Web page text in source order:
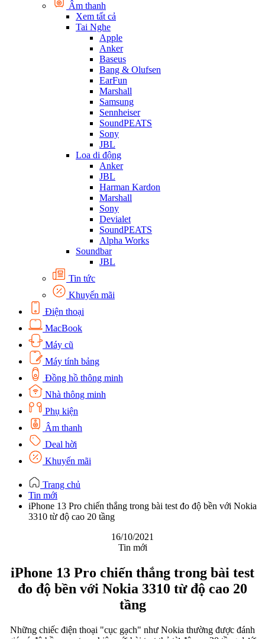
Âm thanh
Xem tất cả
Tai Nghe
Apple
Anker
Baseus
Bang & Olufsen
EarFun
Marshall
Samsung
Sennheiser
SoundPEATS
Sony
JBL
Loa di động
Anker
JBL
Harman Kardon
Marshall
Sony
Devialet
SoundPEATS
Alpha Works
Soundbar
JBL
Tin tức
Khuyến mãi
Điện thoại
MacBook
Máy cũ
Máy tính bảng
Đồng hồ thông minh
Nhà thông minh
Phụ kiện
Âm thanh
Deal hời
Khuyến mãi
Trang chủ
Tin mới
iPhone 13 Pro chiến thắng trong bài test đo độ bền với Nokia
3310 từ độ cao 20 tầng
16/10/2021
Tin mới
iPhone 13 Pro chiến thắng trong bài test
đo độ bền với Nokia 3310 từ độ cao 20
tầng
Những chiếc điện thoại "cục gạch" như Nokia thường được đánh